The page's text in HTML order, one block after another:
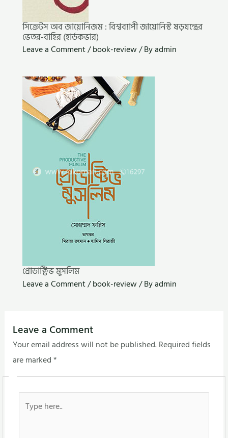
সিক্রেটস অব জায়োনিজম : বিশ্বব্যাপী জায়োনিস্ট ষড়যন্ত্রের
ভেতর-বাহির (হার্ডকভার)
Leave a Comment/book-review/ Byadmin
প্রোডাক্টিভ মুসলিম
Leave a Comment/book-review/ Byadmin
Leave a Comment
Your email address will not be published.Required fields
are marked*
here..